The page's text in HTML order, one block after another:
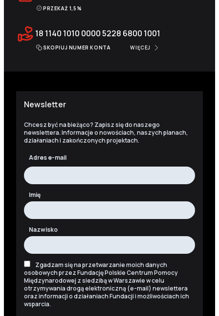
PRZEKAŻ 1,5%
18 1140 1010 0000 5228 6800 1001
SKOPIUJ NUMER KONTA WIĘCEJ
Newsletter
Chcesz być na bieżąco? Zapisz się do naszego
newslettera. Informacje o nowościach, naszych planach,
działaniach i zakończonych projektach.
Adres e-mail
Imię
Nazwisko
Zgadzam się na przetwarzanie moich danych
osobowych przez Fundację Polskie Centrum Pomocy
Międzynarodowej z siedzibą w Warszawie w celu
otrzymywania drogą elektroniczną (e-mail) newslettera
oraz informacji o działaniach Fundacji i możliwościach ich
wsparcia.